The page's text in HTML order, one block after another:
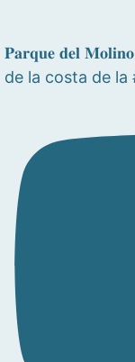
𝐏𝐚𝐫𝐪𝐮𝐞 𝐝𝐞𝐥
de la costa de